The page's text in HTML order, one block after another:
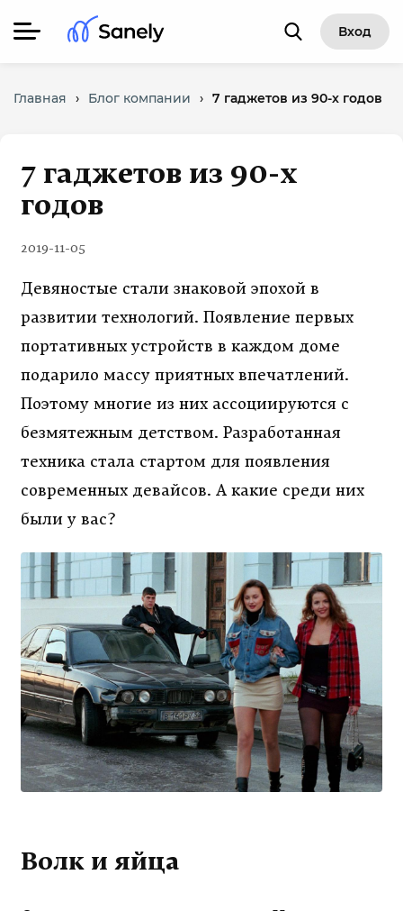
Вход
Главная › Блог компании › 7 гаджетов из 90-х годов
7 гаджетов из 90-х
годов
2019-11-05
Девяностые стали знаковой эпохой в
развитии технологий. Появление первых
портативных устройств в каждом доме
подарило массу приятных впечатлений.
Поэтому многие из них ассоциируются с
безмятежным детством. Разработанная
техника стала стартом для появления
современных девайсов. А какие среди них
были у вас?
Волк и яйца